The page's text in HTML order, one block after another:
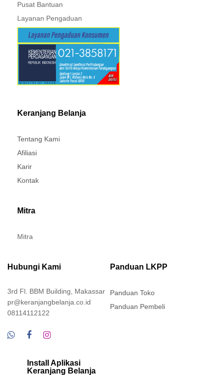
Pusat Bantuan
Layanan Pengaduan
Keranjang Belanja
Tentang Kami
Afiliasi
Karir
Kontak
Mitra
Mitra
Hubungi Kami
3rd Fl. BBM Building, Makassar
pr@keranjangbelanja.co.id
08114112122
Panduan LKPP
Panduan Toko
Panduan Pembeli
Install Aplikasi
Keranjang Belanja